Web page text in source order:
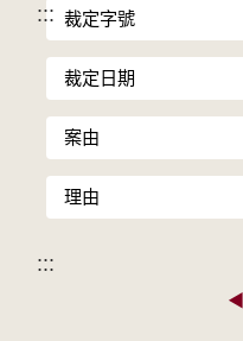
::: 裁定字號
裁定日期
案由
理由
:::
◀